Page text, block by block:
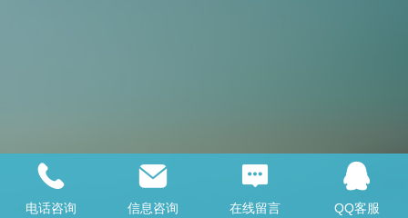
电话咨询 信息咨询 在线留言 QQ客服